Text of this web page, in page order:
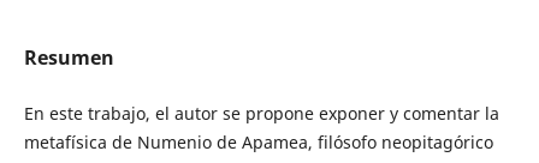
Resumen
En este trabajo, el autor se propone exponer y comentar la
metafísica de Numenio de Apamea, filósofo neopitagórico